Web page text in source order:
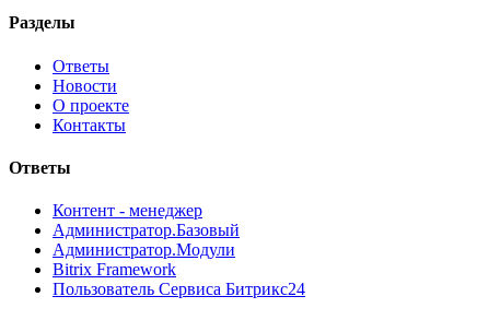
Разделы
Ответы
Новости
О проекте
Контакты
Ответы
Контент - менеджер
Администратор.Базовый
Администратор.Модули
Bitrix Framework
Пользователь Сервиса Битрикс24